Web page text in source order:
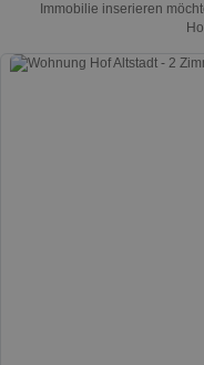
Immobilie inserieren